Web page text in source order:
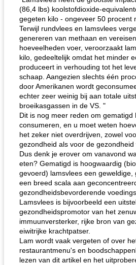
(86,4 lbs) koolstofdioxide-
gegeten kilo - ongeveer 50 procent
Terwijl rundvlees en lamsvlees
genereren van methaan en
hoeveelheden voer, veroorzaakt
kilo, gedeeltelijk omdat het minder
produceert in verhouding tot het
schaap. Aangezien slechts één
door Amerikanen wordt
echter zeer weinig bij aan totale
broeikasgassen in de VS. "
Dit is nog meer reden om gematigd
consumeren, en u moet weten
het zeker niet overdrijven, zowel
gezondheid als voor de gezondheid
Dus denk je erover om vanavond
eten? Gematigd is hoogwaardig
gevoerd) lamsvlees een geweldige,
een breed scala aan
gezondheidsbevorderende
Lamsvlees is bijvoorbeeld een
gezondheidspromotor van het
immuunversterker, rijke bron van
eiwitrijke krachtpatser.
Lam wordt vaak vergeten of over
restaurantmenu's en
lezen van dit artikel en het